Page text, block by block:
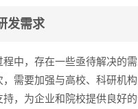
发需求
中，存在一些亟待解决的
需要加强与高校、科研机
，为企业和院校提供良好的